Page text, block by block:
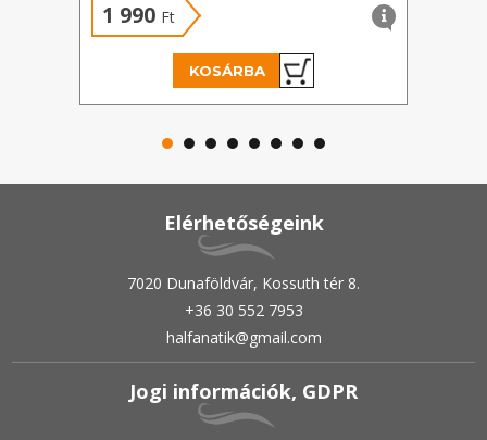
1 990 Ft
KOSÁRBA
Elérhetőségeink
7020 Dunaföldvár, Kossuth tér 8.
+36 30 552 7953
halfanatik@gmail.com
Jogi információk, GDPR